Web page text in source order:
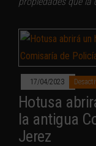
17/04/2023
Hotusa
la antigua
Jerez